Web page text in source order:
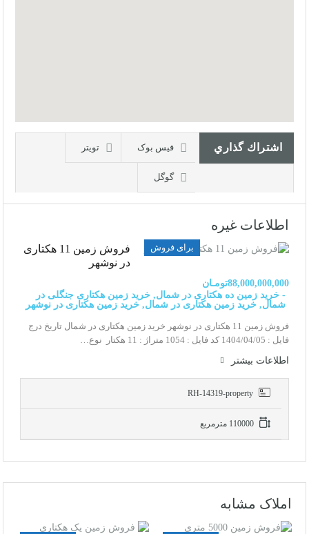
اشتراك گذاري فیس بوک تويتر
گوگل
اطلاعات غیره
برای فروش
فروش زمین 11 هکتاری
در نوشهر
88,000,000,000تومـان
- خرید زمین ده هکتاری در شمال, خرید زمین هکتاری جنگلی در
شمال, خرید زمین هکتاری در شمال, خرید زمین هکتاری در نوشهر
فروش زمین 11 هکتاری در نوشهر خرید زمین هکتاری در شمال تاریخ درج
فایل : 1404/04/05 کد فایل : 1054 متراژ : 11 هکتار نوع…
اطلاعات بيشتر
املاک مشابه